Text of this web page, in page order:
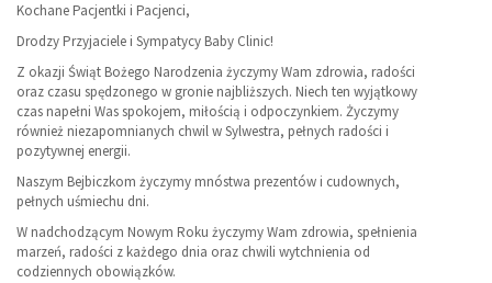
Kochane Pacjentki i Pacjenci,
Drodzy Przyjaciele i Sympatycy Baby Clinic!
Z okazji Świąt Bożego Narodzenia życzymy Wam zdrowia, radości
oraz czasu spędzonego w gronie najbliższych. Niech ten wyjątkowy
czas napełni Was spokojem, miłością i odpoczynkiem. Życzymy
również niezapomnianych chwil w Sylwestra, pełnych radości i
pozytywnej energii.
Naszym Bejbiczkom życzymy mnóstwa prezentów i cudownych,
pełnych uśmiechu dni.
W nadchodzącym Nowym Roku życzymy Wam zdrowia, spełnienia
marzeń, radości z każdego dnia oraz chwili wytchnienia od
codziennych obowiązków.